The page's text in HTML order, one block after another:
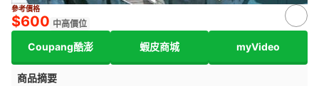
參考價格
$600 中高價位
Coupang酷澎 蝦皮商城 myVideo
商品摘要